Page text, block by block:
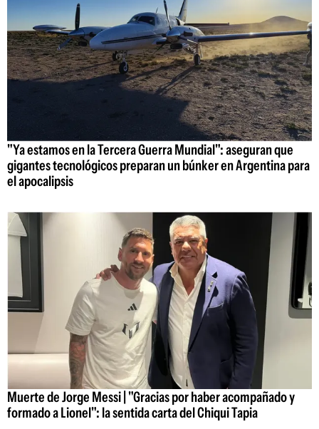
"Ya estamos en la Tercera Guerra Mundial": aseguran que
gigantes tecnológicos preparan un búnker en Argentina para
el apocalipsis
Muerte de Jorge Messi | "Gracias por haber acompañado y
formado a Lionel": la sentida carta del Chiqui Tapia